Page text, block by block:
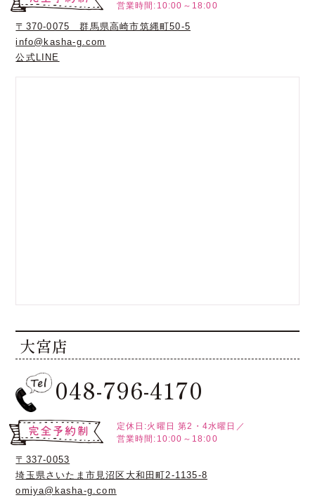
営業時間:10:00～18:00
〒370-0075 群馬県高崎市筑縄町50-5
info@kasha-g.com
公式LINE
大宮店
048-796-4170
定休日:火曜日 第2・4水曜日／
営業時間:10:00～18:00
〒337-0053
埼玉県さいたま市見沼区大和田町2-1135-8
omiya@kasha-g.com